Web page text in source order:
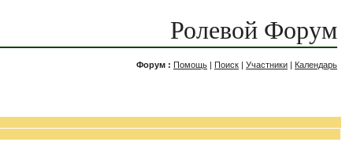
Ролевой Форум
Форум : Помощь | Поиск | Участники | Календарь